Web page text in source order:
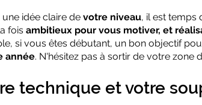
idée claire de votre niveau, il est temps
fois ambitieux pour vous motiver, et
si vous êtes débutant, un bon objectif
année. N'hésitez pas à sortir de votre zone
technique et votre